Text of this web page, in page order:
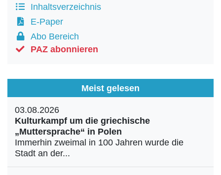
Inhaltsverzeichnis
E-Paper
Abo Bereich
PAZ abonnieren
Meist gelesen
03.08.2026
Kulturkampf um die griechische
„Muttersprache“ in Polen
Immerhin zweimal in 100 Jahren wurde die
Stadt an der...